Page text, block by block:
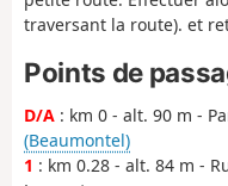
traversant la route). et
Points de
D/A : km 0 - alt. 90 m -
(Beaumontel)
1 : km 0.28 - alt. 84 m -